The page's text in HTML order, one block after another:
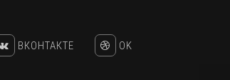
ВКОНТАКТЕ OK